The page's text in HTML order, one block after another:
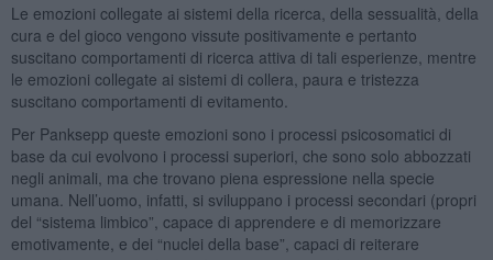
Le emozioni collegate ai sistemi della ricerca, della sessualità, della
cura e del gioco vengono vissute positivamente e pertanto
suscitano comportamenti di ricerca attiva di tali esperienze, mentre
le emozioni collegate ai sistemi di collera, paura e tristezza
suscitano comportamenti di evitamento.
Per Panksepp queste emozioni sono i processi psicosomatici di
base da cui evolvono i processi superiori, che sono solo abbozzati
negli animali, ma che trovano piena espressione nella specie
umana. Nell’uomo, infatti, si sviluppano i processi secondari (propri
del “sistema limbico”, capace di apprendere e di memorizzare
emotivamente, e dei “nuclei della base”, capaci di reiterare